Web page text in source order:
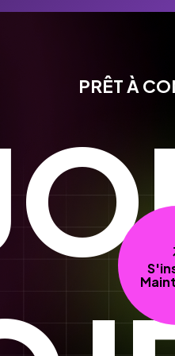
PRÊT À